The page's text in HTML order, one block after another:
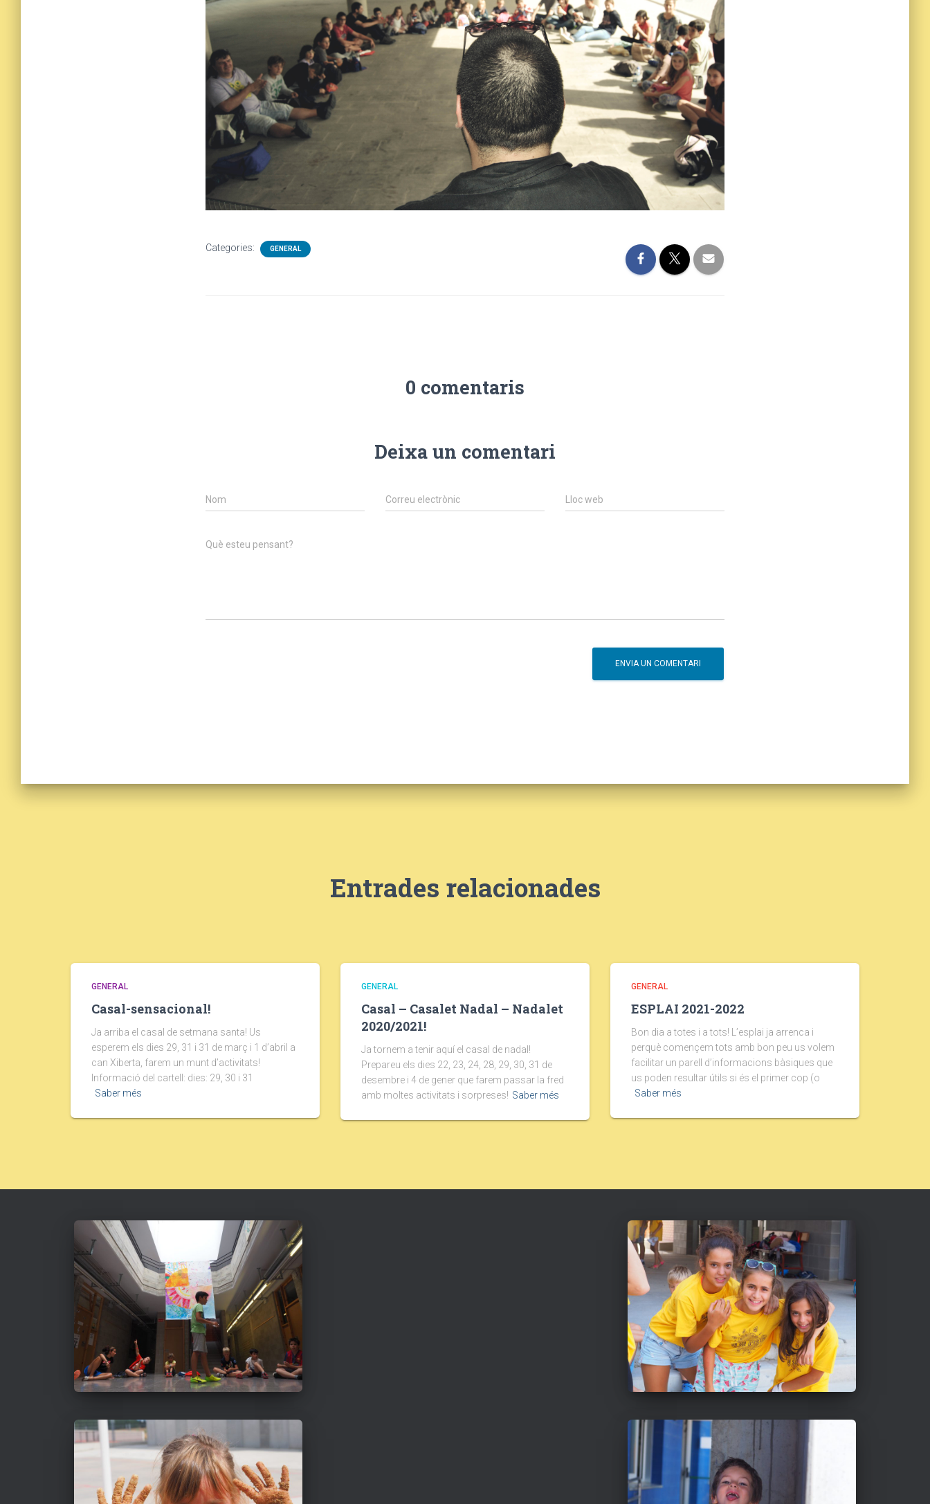
Categories: GENERAL
0 comentaris
Deixa un comentari
Nom Correu electrònic Lloc web
Què esteu pensant?
Entrades relacionades
GENERAL
Casal-sensacional!
Ja arriba el casal de setmana santa! Us
esperem els dies 29, 31 i 31 de març i 1 d’abril a
can Xiberta, farem un munt d’activitats!
Informació del cartell: dies: 29, 30 i 31
Saber més
GENERAL
Casal – Casalet Nadal – Nadalet
2020/2021!
Ja tornem a tenir aquí el casal de nadal!
Prepareu els dies 22, 23, 24, 28, 29, 30, 31 de
desembre i 4 de gener que farem passar la fred
amb moltes activitats i sorpreses! Saber més
GENERAL
ESPLAI 2021-2022
Bon dia a totes i a tots! L’esplai ja arrenca i
perquè començem tots amb bon peu us volem
facilitar un parell d’informacions bàsiques que
us poden resultar útils si és el primer cop (o
Saber més